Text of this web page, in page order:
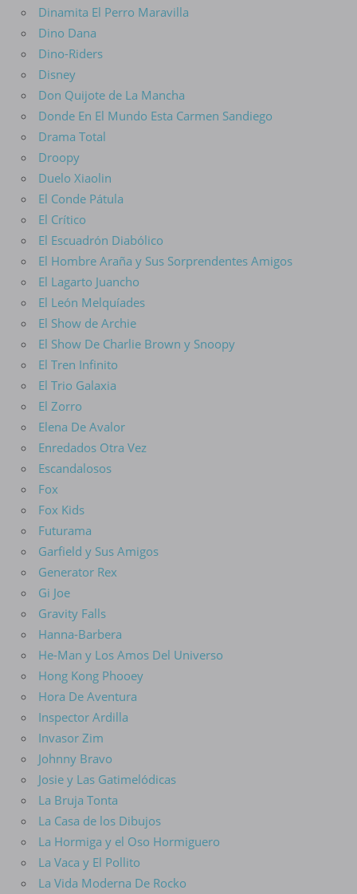
Dinamita El Perro Maravilla
Dino Dana
Dino-Riders
Disney
Don Quijote de La Mancha
Donde En El Mundo Esta Carmen Sandiego
Drama Total
Droopy
Duelo Xiaolin
El Conde Pátula
El Crítico
El Escuadrón Diabólico
El Hombre Araña y Sus Sorprendentes Amigos
El Lagarto Juancho
El León Melquíades
El Show de Archie
El Show De Charlie Brown y Snoopy
El Tren Infinito
El Trio Galaxia
El Zorro
Elena De Avalor
Enredados Otra Vez
Escandalosos
Fox
Fox Kids
Futurama
Garfield y Sus Amigos
Generator Rex
Gi Joe
Gravity Falls
Hanna-Barbera
He-Man y Los Amos Del Universo
Hong Kong Phooey
Hora De Aventura
Inspector Ardilla
Invasor Zim
Johnny Bravo
Josie y Las Gatimelódicas
La Bruja Tonta
La Casa de los Dibujos
La Hormiga y el Oso Hormiguero
La Vaca y El Pollito
La Vida Moderna De Rocko